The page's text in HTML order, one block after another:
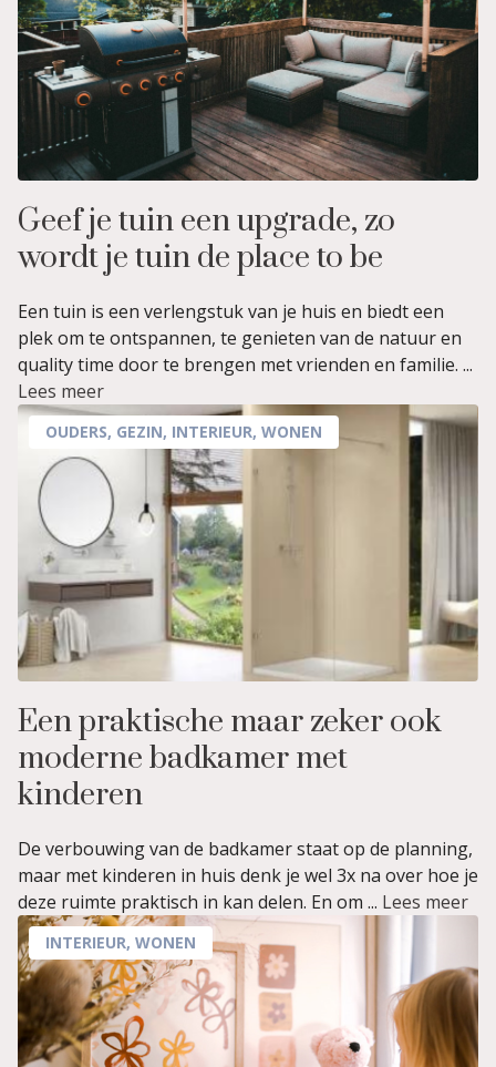
Geef je tuin een upgrade, zo
wordt je tuin de place to be
Een tuin is een verlengstuk van je huis en biedt een
plek om te ontspannen, te genieten van de natuur en
quality time door te brengen met vrienden en familie. ...
Lees meer
OUDERS, GEZIN, INTERIEUR, WONEN
Een praktische maar zeker ook
moderne badkamer met
kinderen
De verbouwing van de badkamer staat op de planning,
maar met kinderen in huis denk je wel 3x na over hoe je
deze ruimte praktisch in kan delen. En om ... Lees meer
INTERIEUR, WONEN